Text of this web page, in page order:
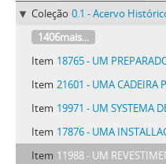
Coleção 0.1 - Acervo Histórico de
1406mais...
Item 18765 - UM
Item 21601 - UMA CADEIRA PARA
Item 19971 - UM SYSTEMA DE REFRIGERAÇÃO,
Item 17876 - UMA INSTALLAÇÃO PARA EXTRACÇÃO DE
Item 11988 - UM REVESTIMENTO DE BLOCOS DE